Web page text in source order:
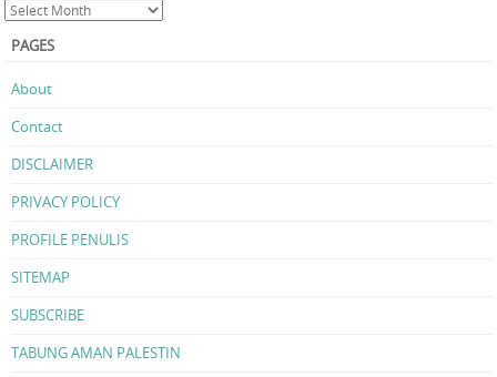
PAGES
About
Contact
DISCLAIMER
PRIVACY POLICY
PROFILE PENULIS
SITEMAP
SUBSCRIBE
TABUNG AMAN PALESTIN